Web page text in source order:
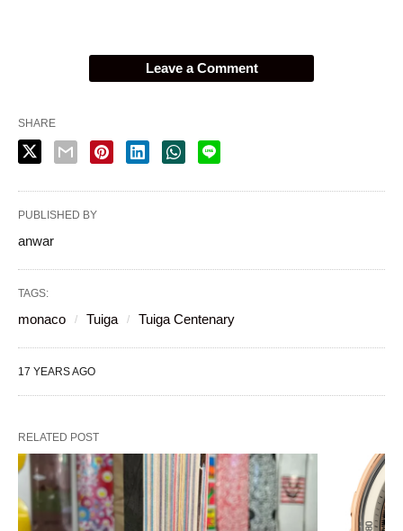
Leave a Comment
SHARE
PUBLISHED BY
anwar
TAGS:
monaco Tuiga Tuiga Centenary
17 YEARS AGO
RELATED POST